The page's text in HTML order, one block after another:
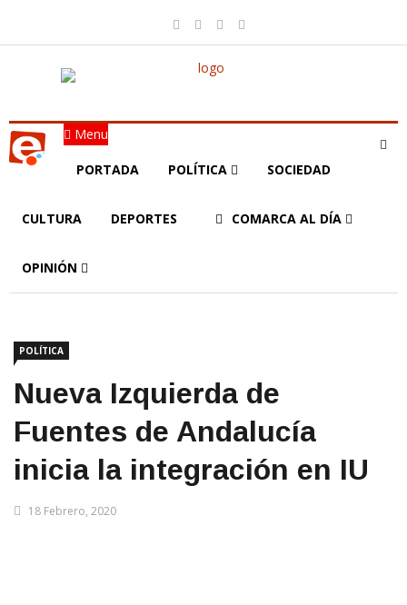
Menu
PORTADA POLÍTICA SOCIEDAD
CULTURA DEPORTES COMARCA AL DÍA
OPINIÓN
POLÍTICA
Nueva Izquierda de
Fuentes de Andalucía
inicia la integración en IU
18 Febrero, 2020